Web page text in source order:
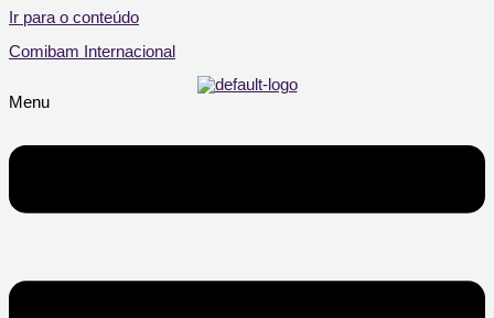
Ir para o conteúdo
Comibam Internacional
Menu